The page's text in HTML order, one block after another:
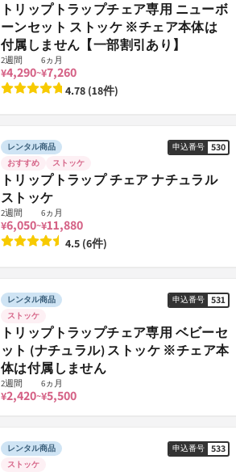
トリップトラップチェア専用 ニューボ
ーンセット ストッケ ※チェア本体は
付属しません【一部割引あり】
2週間
¥4,290~
6ヵ月
¥7,260
4.78 (18件)
レンタル商品 申込番号 530
おすすめ ストッケ
トリップトラップ チェア ナチュラル
ストッケ
2週間
¥6,050~
6ヵ月
¥11,880
4.5 (6件)
レンタル商品 申込番号 531
ストッケ
トリップトラップチェア専用 ベビーセ
ット (ナチュラル) ストッケ ※チェア本
体は付属しません
2週間
¥2,420~
6ヵ月
¥5,500
レンタル商品 申込番号 533
ストッケ